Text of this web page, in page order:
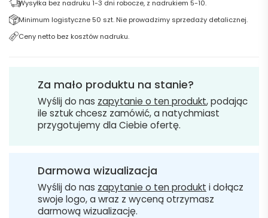
Wysyłka bez nadruku 1-3 dni robocze, z nadrukiem 5-10.
Minimum logistyczne 50 szt. Nie prowadzimy sprzedaży detalicznej.
Ceny netto bez kosztów nadruku.
Za mało produktu na stanie?
Wyślij do nas zapytanie o ten produkt, podając
ile sztuk chcesz zamówić, a natychmiast
przygotujemy dla Ciebie ofertę.
Darmowa wizualizacja
Wyślij do nas zapytanie o ten produkt i dołącz
swoje logo, a wraz z wyceną otrzymasz
darmową wizualizację.